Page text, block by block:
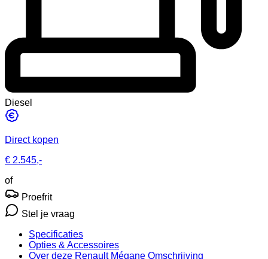
Diesel
Direct kopen
€ 2.545,-
of
Proefrit
Stel je vraag
Specificaties
Opties & Accessoires
Over deze Renault Mégane Omschrijving